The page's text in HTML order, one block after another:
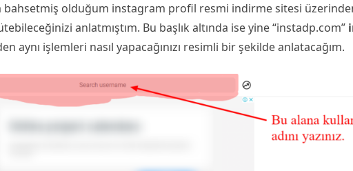
bahsetmiş olduğum instagram profil resmi indirme sitesi
anlatmıştım. Bu başlık altında ise yine “instadp.com”
aynı işlemleri nasıl yapacağınızı resimli bir şekilde anlatacağım.